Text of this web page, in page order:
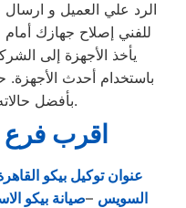
الرد علي العميل و ارسال
للفني إصلاح جهازك أمام
يأخذ الأجهزة إلى
باستخدام أحدث الأجهزة.
بأفضل حالاته لإرضاء العميل العزيز.
اقرب فرع
عنوان توكيل بيكو
السويس –صيانة بيكو